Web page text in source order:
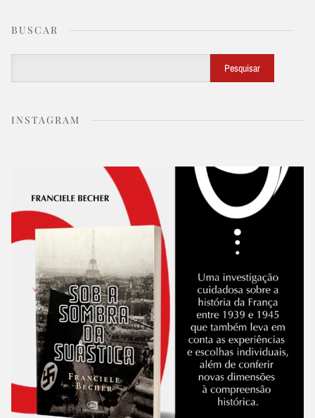
BUSCAR
Pesquisar
INSTAGRAM